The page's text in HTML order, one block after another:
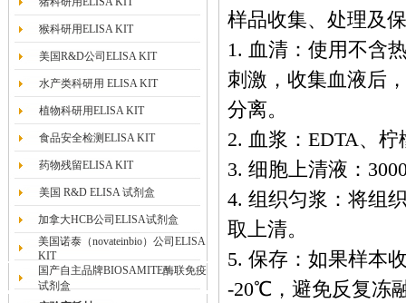
猴科研用ELISA KIT
美国R&D公司ELISA KIT
水产类科研用 ELISA KIT
植物科研用ELISA KIT
食品安全检测ELISA KIT
药物残留ELISA KIT
美国 R&D ELISA 试剂盒
加拿大HCB公司ELISA试剂盒
美国诺泰（novateinbio）公司ELISA
KIT
国产自主品牌BIOSAMITE酶联免疫
试剂盒
样品收集、处理及
1. 血清：使用不含
刺激，收集血液后
分离。
2. 血浆：EDTA、
3. 细胞上清液：
4. 组织匀浆：将组
取上清。
5. 保存：如果样本
-20℃，避免反复冻